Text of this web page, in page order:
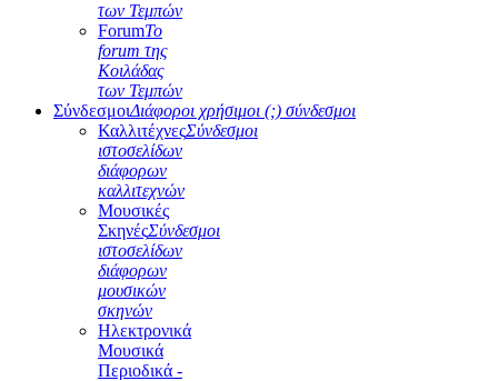
των Τεμπών
ForumΤο
forum της
Κοιλάδας
των Τεμπών
ΣύνδεσμοιΔιάφοροι χρήσιμοι (;) σύνδεσμοι
ΚαλλιτέχνεςΣύνδεσμοι
ιστοσελίδων
διάφορων
καλλιτεχνών
Μουσικές
ΣκηνέςΣύνδεσμοι
ιστοσελίδων
διάφορων
μουσικών
σκηνών
Ηλεκτρονικά
Μουσικά
Περιοδικά -